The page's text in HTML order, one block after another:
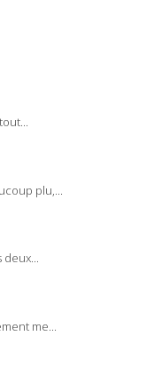
plu,...
deux...
me...